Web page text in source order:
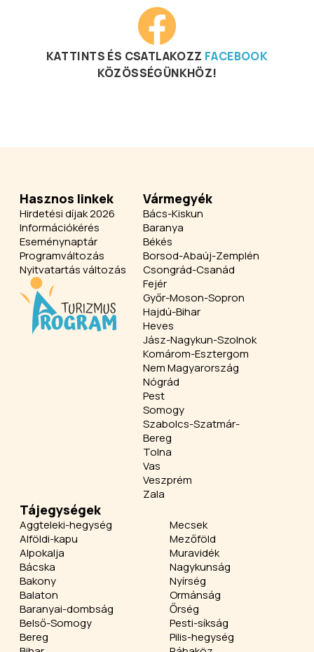
KATTINTS ÉS CSATLAKOZZ FACEBOOK
KÖZÖSSÉGÜNKHÖZ!
Hasznos linkek
Hirdetési díjak 2026
Információkérés
Eseménynaptár
Programváltozás
Nyitvatartás változás
Vármegyék
Bács-Kiskun
Baranya
Békés
Borsod-Abaúj-Zemplén
Csongrád-Csanád
Fejér
Győr-Moson-Sopron
Hajdú-Bihar
Heves
Jász-Nagykun-Szolnok
Komárom-Esztergom
Nem Magyarország
Nógrád
Pest
Somogy
Szabolcs-Szatmár-
Bereg
Tolna
Vas
Veszprém
Zala
Tájegységek
Aggteleki-hegység
Alföldi-kapu
Alpokalja
Bácska
Bakony
Balaton
Baranyai-dombság
Belső-Somogy
Bereg
Mecsek
Mezőföld
Muravidék
Nagykunság
Nyírség
Ormánság
Őrség
Pesti-síkság
Pilis-hegység